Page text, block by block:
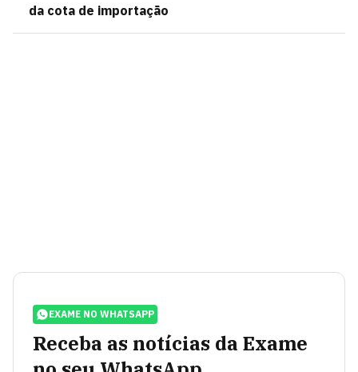
da cota de importação
EXAME NO WHATSAPP
Receba as notícias da Exame